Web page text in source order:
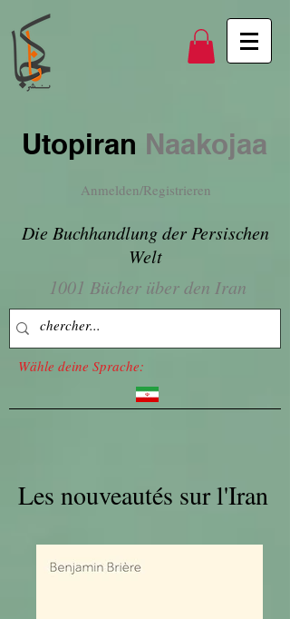
Utopiran Naakojaa
Anmelden/Registrieren
Die Buchhandlung der Persischen
Welt
1001 Bücher über den Iran
Wähle deine Sprache:
Les nouveautés sur l'Iran